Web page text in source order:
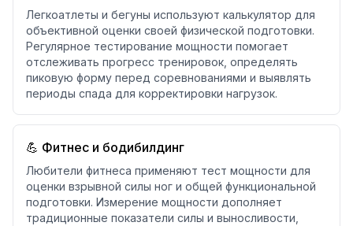
Легкоатлеты и бегуны используют калькулятор для
объективной оценки своей физической подготовки.
Регулярное тестирование мощности помогает
отслеживать прогресс тренировок, определять
пиковую форму перед соревнованиями и выявлять
периоды спада для корректировки нагрузок.
💪 Фитнес и бодибилдинг
Любители фитнеса применяют тест мощности для
оценки взрывной силы ног и общей функциональной
подготовки. Измерение мощности дополняет
традиционные показатели силы и выносливости,